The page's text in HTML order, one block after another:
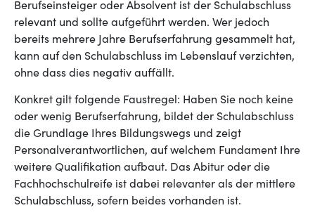
Berufseinsteiger oder Absolvent ist der Schulabschluss
relevant und sollte aufgeführt werden. Wer jedoch
bereits mehrere Jahre Berufserfahrung gesammelt hat,
kann auf den Schulabschluss im Lebenslauf verzichten,
ohne dass dies negativ auffällt.
Konkret gilt folgende Faustregel: Haben Sie noch keine
oder wenig Berufserfahrung, bildet der Schulabschluss
die Grundlage Ihres Bildungswegs und zeigt
Personalverantwortlichen, auf welchem Fundament Ihre
weitere Qualifikation aufbaut. Das Abitur oder die
Fachhochschulreife ist dabei relevanter als der mittlere
Schulabschluss, sofern beides vorhanden ist.